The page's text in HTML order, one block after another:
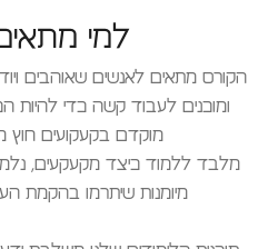
למי
הקורס מתאים לאנשים שאוהבים
ומוכנים לעבוד קשה כדי להיות
מוקדם בקעקועים חוץ
מלבד ללמוד כיצד מקעקעים, נלמד
מיומנות שיתרמו בהקמת